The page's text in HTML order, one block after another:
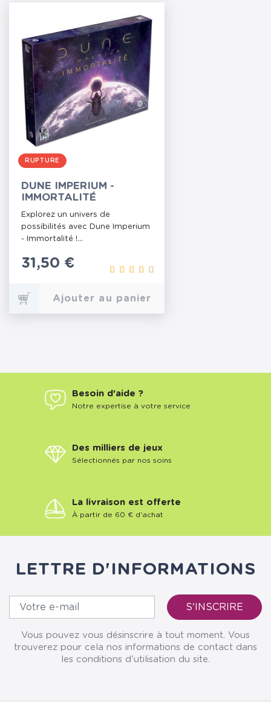
RUPTURE
DUNE IMPERIUM -
IMMORTALITÉ
Explorez un univers de
possibilités avec Dune Imperium
- Immortalité !...
Prix
31,50 €
Ajouter au panier
Besoin d'aide ?
Notre expertise à votre service
Des milliers de jeux
Sélectionnés par nos soins
La livraison est offerte
À partir de 60 € d'achat
LETTRE D'INFORMATIONS
Vous pouvez vous désinscrire à tout moment. Vous
trouverez pour cela nos informations de contact dans
les conditions d'utilisation du site.